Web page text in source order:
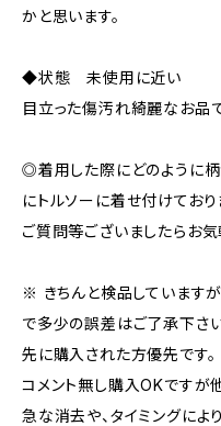
かと思います。
◆状態 未使用に近い
目立った傷汚れ綺麗なお品で
◎着用した際にどのように
にトルソーに着せ付けており
ご質問等ございましたらお
※ きちんと検品しています
で多少の誤差はご了承下さ
先に購入された方優先です。
コメント無し購入OKですが
急な消去や、タイミングに